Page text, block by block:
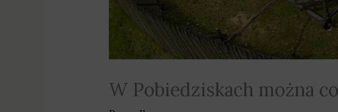
W Pobiedziskach można